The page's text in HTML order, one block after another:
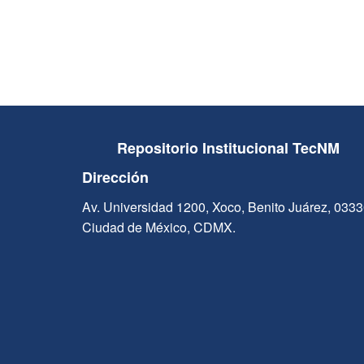
Repositorio Institucional TecNM
Dirección
Av. Universidad 1200, Xoco, Benito Juárez,
Ciudad de México, CDMX.